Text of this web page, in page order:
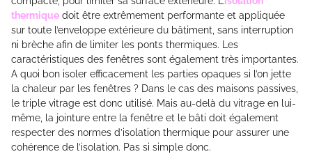
thermique doit être extrêmement performante et appliquée
sur toute l’enveloppe extérieure du bâtiment, sans interruption
ni brèche afin de limiter les ponts thermiques. Les
caractéristiques des fenêtres sont également très importantes.
A quoi bon isoler efficacement les parties opaques si l’on jette
la chaleur par les fenêtres ? Dans le cas des maisons passives,
le triple vitrage est donc utilisé. Mais au-delà du vitrage en lui-
même, la jointure entre la fenêtre et le bâti doit également
respecter des normes d’isolation thermique pour assurer une
cohérence de l’isolation. Pas si simple donc.